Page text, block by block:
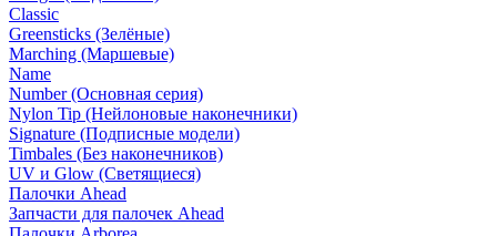
Classic
Greensticks (Зелёные)
Marching (Маршевые)
Name
Number (Основная серия)
Nylon Tip (Нейлоновые наконечники)
Signature (Подписные модели)
Timbales (Без наконечников)
UV и Glow (Светящиеся)
Палочки Ahead
Запчасти для палочек Ahead